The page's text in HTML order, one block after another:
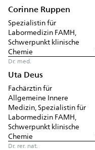
Corinne Ruppen
Spezialistin für
Labormedizin FAMH,
Schwerpunkt klinische
Chemie
Dr. med.
Uta Deus
Fachärztin für
Allgemeine Innere
Medizin, Spezialistin für
Labormedizin FAMH,
Schwerpunkt klinische
Chemie
Dr. rer. nat.